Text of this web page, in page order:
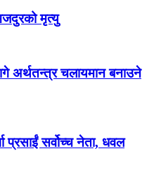
मृत्यु
अर्थतन्त्र चलायमान बनाउने
प्रसाईं सर्वोच्च नेता, धवल